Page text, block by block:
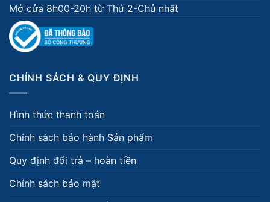
Mở cửa 8h00-20h từ Thứ 2-Chủ nhật
CHÍNH SÁCH & QUY ĐỊNH
Hình thức thanh toán
Chính sách bảo hành Sản phẩm
Quy định đổi trả – hoàn tiền
Chính sách bảo mật